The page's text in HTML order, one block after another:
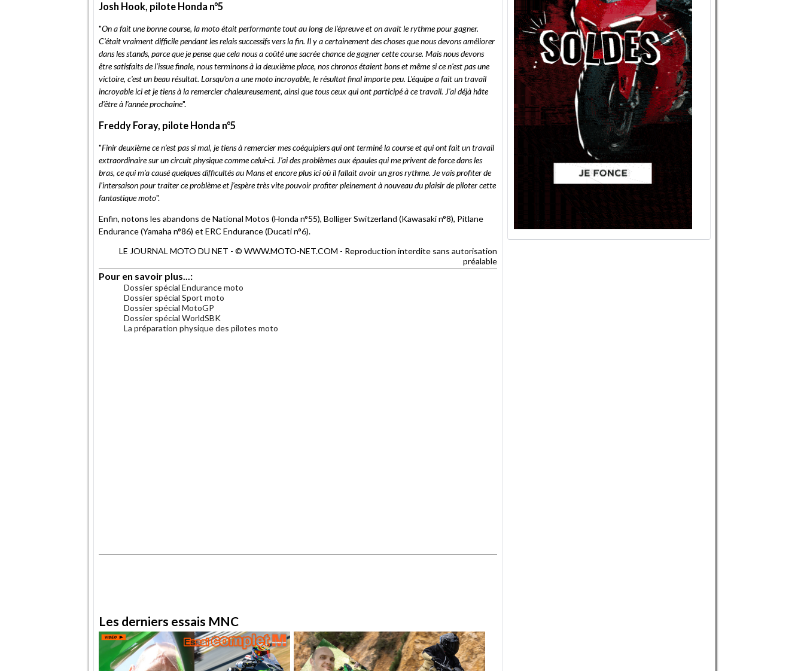
Josh Hook, pilote Honda n°5
"On a fait une bonne course, la moto était performante tout au long de l’épreuve et on avait le rythme pour gagner.
C'était vraiment difficile pendant les relais successifs vers la fin. Il y a certainement des choses que nous devons améliorer
dans les stands, parce que je pense que cela nous a coûté une sacrée chance de gagner cette course. Mais nous devons
être satisfaits de l’issue finale, nous terminons à la deuxième place, nos chronos étaient bons et même si ce n'est pas une
victoire, c'est un beau résultat. Lorsqu'on a une moto incroyable, le résultat final importe peu. L'équipe a fait un travail
incroyable ici et je tiens à la remercier chaleureusement, ainsi que tous ceux qui ont participé à ce travail. J'ai déjà hâte
d'être à l'année prochaine".
Freddy Foray, pilote Honda n°5
"Finir deuxième ce n’est pas si mal, je tiens à remercier mes coéquipiers qui ont terminé la course et qui ont fait un travail
extraordinaire sur un circuit physique comme celui-ci. J’ai des problèmes aux épaules qui me privent de force dans les
bras, ce qui m’a causé quelques difficultés au Mans et encore plus ici où il fallait avoir un gros rythme. Je vais profiter de
l’intersaison pour traiter ce problème et j’espère très vite pouvoir profiter pleinement à nouveau du plaisir de piloter cette
fantastique moto".
Enfin, notons les abandons de National Motos (Honda n°55), Bolliger Switzerland (Kawasaki n°8), Pitlane
Endurance (Yamaha n°86) et ERC Endurance (Ducati n°6).
LE JOURNAL MOTO DU NET - © WWW.MOTO-NET.COM - Reproduction interdite sans autorisation
préalable
Pour en savoir plus...:
Dossier spécial Endurance moto
Dossier spécial Sport moto
Dossier spécial MotoGP
Dossier spécial WorldSBK
La préparation physique des pilotes moto
Les derniers essais MNC